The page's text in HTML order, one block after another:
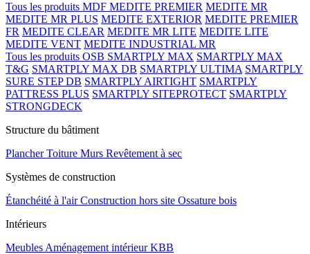
Tous les produits MDF MEDITE PREMIER MEDITE MR
MEDITE MR PLUS MEDITE EXTERIOR MEDITE PREMIER
FR MEDITE CLEAR MEDITE MR LITE MEDITE LITE
MEDITE VENT MEDITE INDUSTRIAL MR
Tous les produits OSB SMARTPLY MAX SMARTPLY MAX
T&G SMARTPLY MAX DB SMARTPLY ULTIMA SMARTPLY
SURE STEP DB SMARTPLY AIRTIGHT SMARTPLY
PATTRESS PLUS SMARTPLY SITEPROTECT SMARTPLY
STRONGDECK
Structure du bâtiment
PlancherToiture Murs Revêtement à sec
Systèmes de construction
Étanchéité à l'airConstruction hors site Ossature bois
Intérieurs
Meubles Aménagement intérieurKBB